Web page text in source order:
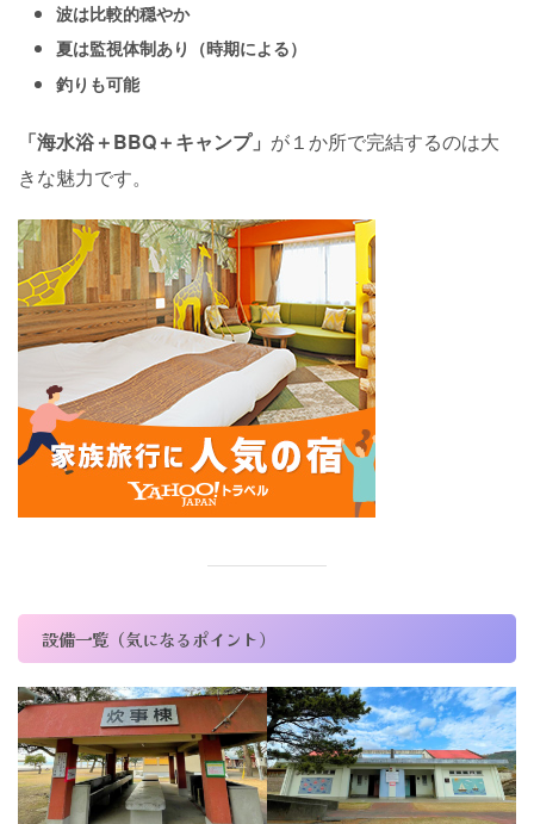
波は比較的穏やか
夏は監視体制あり（時期による）
釣りも可能
「海水浴＋BBQ＋キャンプ」 が１か所で完結するのは大
きな魅力です。
設備一覧（気になるポイント）